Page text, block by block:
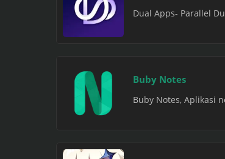
Dual Apps- Parallel
Buby Notes
Buby Notes, Aplikasi